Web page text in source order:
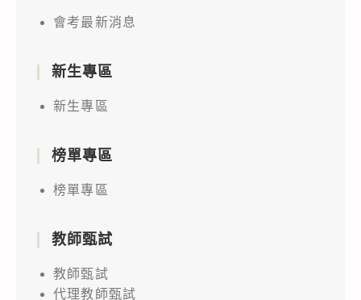
會考最新消息
新生專區
新生專區
榜單專區
榜單專區
教師甄試
教師甄試
代理教師甄試